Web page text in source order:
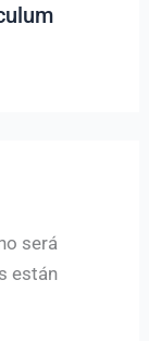
será
están